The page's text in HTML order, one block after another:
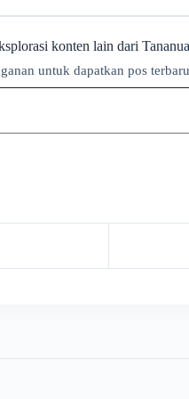
konten lain dari
untuk dapatkan pos